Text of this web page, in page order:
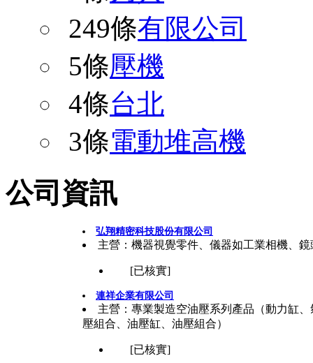
249條有限公司
5條壓機
4條台北
3條電動堆高機
公司資訊
弘翔精密科技股份有限公司
主營：機器視覺零件、儀器如工業相機、
[已核實]
連祥企業有限公司
主營：專業製造空油壓系列產品（動力缸
壓組合、油壓缸、油壓組合）
[已核實]